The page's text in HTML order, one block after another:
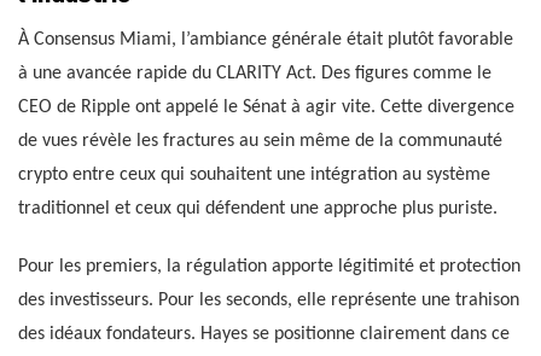
À Consensus Miami, l’ambiance générale était plutôt favorable
à une avancée rapide du CLARITY Act. Des figures comme le
CEO de Ripple ont appelé le Sénat à agir vite. Cette divergence
de vues révèle les fractures au sein même de la communauté
crypto entre ceux qui souhaitent une intégration au système
traditionnel et ceux qui défendent une approche plus puriste.
Pour les premiers, la régulation apporte légitimité et protection
des investisseurs. Pour les seconds, elle représente une trahison
des idéaux fondateurs. Hayes se positionne clairement dans ce